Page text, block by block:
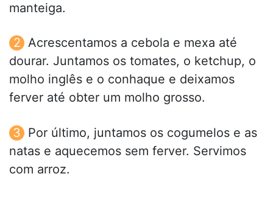
manteiga.
Acrescentamos a cebola e mexa até
dourar. Juntamos os tomates, o ketchup, o
molho inglês e o conhaque e deixamos
ferver até obter um molho grosso.
Por último, juntamos os cogumelos e as
natas e aquecemos sem ferver. Servimos
com arroz.